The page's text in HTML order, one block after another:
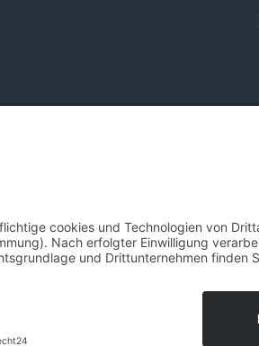
Web-Design by RIEGER Dienstleistungen